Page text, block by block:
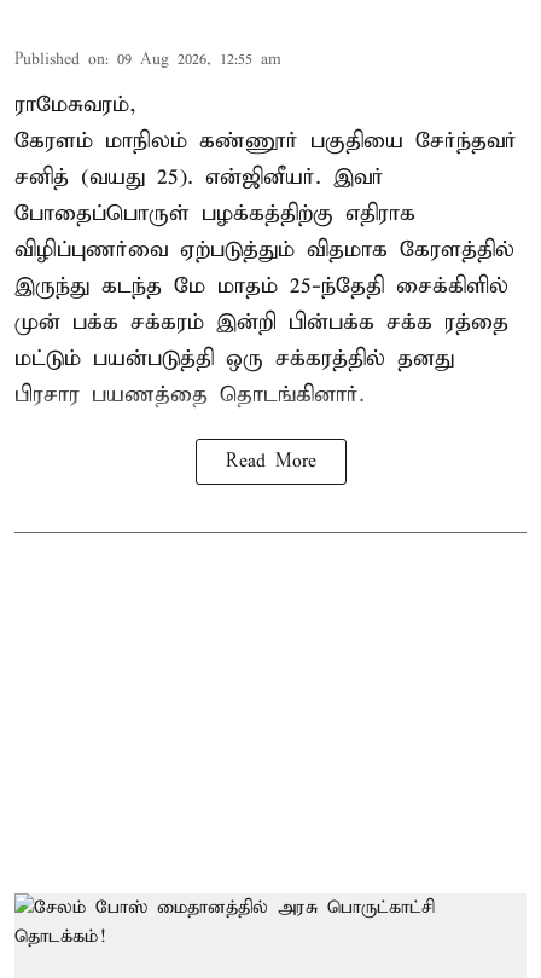
Published on: 09 Aug 2026, 12:55 am
ராமேசுவரம்,
கேரளம் மாநிலம் கண்ணூர் பகுதியை சேர்ந்தவர்
சனித் (வயது 25). என்ஜினீயர். இவர்
போதைப்பொருள் பழக்கத்திற்கு எதிராக
விழிப்புணர்வை ஏற்படுத்தும் விதமாக கேரளத்தில்
இருந்து கடந்த மே மாதம் 25-ந்தேதி சைக்கிளில்
முன் பக்க சக்கரம் இன்றி பின்பக்க சக்க ரத்தை
மட்டும் பயன்படுத்தி ஒரு சக்கரத்தில் தனது
பிரசார பயணத்தை தொடங்கினார்.
Read More